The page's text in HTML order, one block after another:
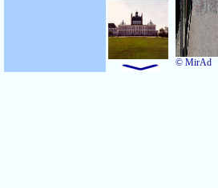
© MirAd